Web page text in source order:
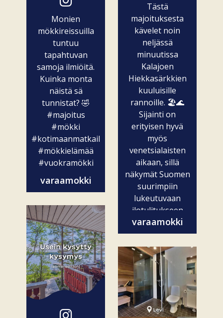
Monien
mökkireissuilla
tuntuu
tapahtuvan
samoja ilmiöitä.
Kuinka monta
näistä sä
tunnistat? 🤣
#majoitus
#mökki
#kotimaanmatkailu
#mökkielämää
#vuokramökki
varaamokki
Tästä
majoituksesta
kävelet noin
neljässä
minuutissa
Kalajoen
Hiekkasärkkien
kuuluisille
rannoille. 🏖️🌊
Sijainti on
erityisen hyvä
myös
venetsialaisten
aikaan, sillä
näkymät Suomen
suurimpiin
lukeutuvaan
ilotulitukseen
ovat vain...
varaamokki